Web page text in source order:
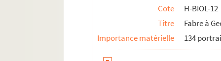
Cote
H-BIOL-12
Titre
Fabre à
Importance matérielle
134